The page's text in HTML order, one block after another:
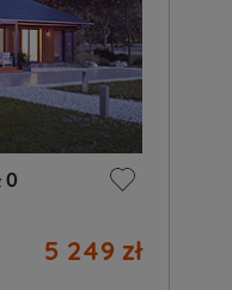
0
5 249 zł